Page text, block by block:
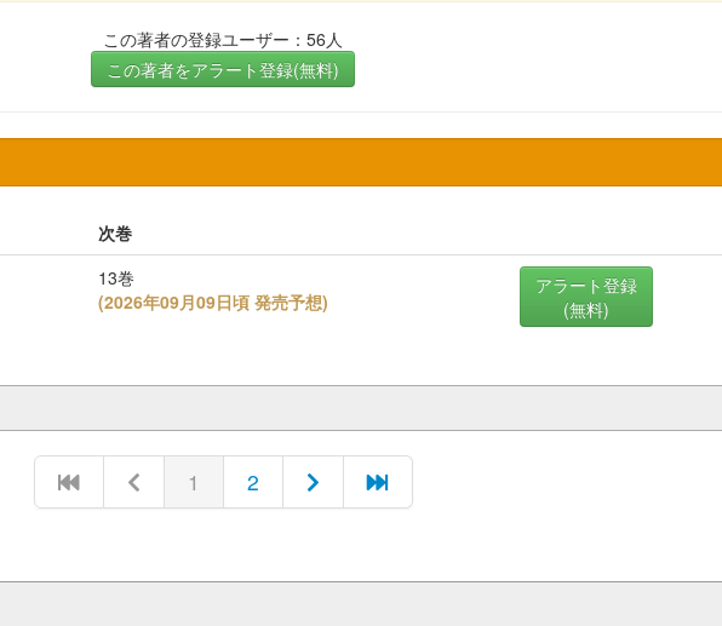
この著者の登録ユーザー：56人
この著者をアラート登録(無料)
次巻
13巻
(2026年09月09日頃 発売予想)
アラート登録
(無料)
1 2